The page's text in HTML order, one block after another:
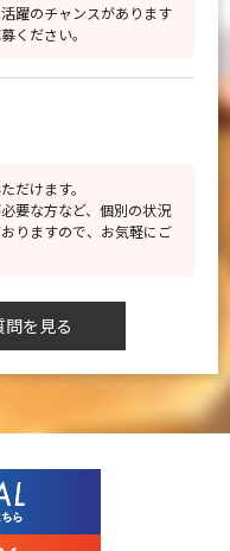
躍のチャンスがあります
ください。
だけます。
要な方など、個別の状況
りますので、お気軽にご
を見る